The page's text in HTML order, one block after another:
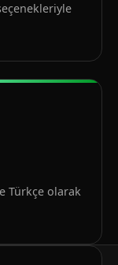
Türkçe olarak